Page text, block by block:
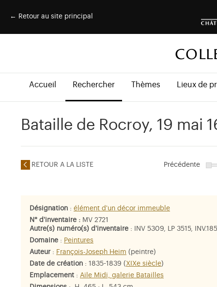
← Retour au site principal
Accueil Rechercher Thèmes Lieux de
Bataille de Rocroy, 19 mai
RETOUR A LA LISTE Précédente
Désignation : élément d'un décor immeuble
N° d'inventaire : MV 2721
Autre(s) numéro(s) d'inventaire : INV 5309, LP 3515,
Domaine : Peintures
Auteur: François-Joseph Heim (peintre)
Date de création : 1835-1839 ( XIXe siècle)
Emplacement : Aile Midi, galerie Batailles